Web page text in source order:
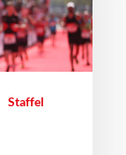
Staffel